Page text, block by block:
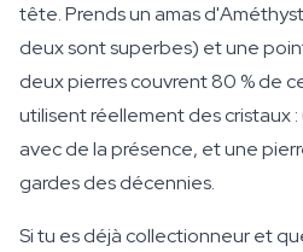
tête. Prends un amas
deux sont superbes) et une
deux pierres couvrent 80 % de
utilisent réellement des cristaux
avec de la présence, et une
gardes des décennies.
Si tu es déjà collectionneur et